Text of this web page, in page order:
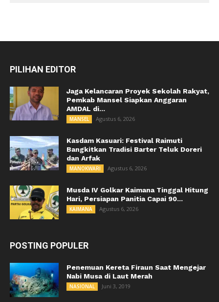
PILIHAN EDITOR
Jaga Kelancaran Proyek Sekolah Rakyat,
Pemkab Mansel Siapkan Anggaran
AMDAL di...
MANSEL Agustus 6, 2026
Kasdam Kasuari: Festival Raimuti
Bangkitkan Tradisi Barter Teluk Doreri
dan Arfak
MANOKWARI Agustus 6, 2026
Musda IV Golkar Kaimana Tinggal Hitung
Hari, Persiapan Panitia Capai 90...
KAIMANA Agustus 6, 2026
POSTING POPULER
Penemuan Kereta Firaun Saat Mengejar
Nabi Musa di Laut Merah
NASIONAL Juni 3, 2019